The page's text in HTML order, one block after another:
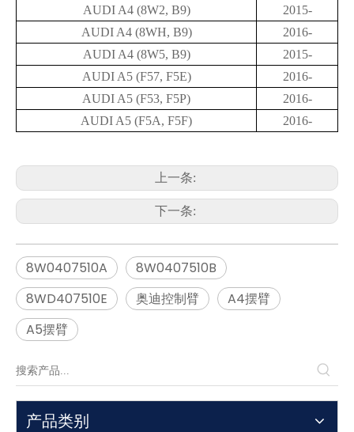
AUDI A4 (8W2, B9)
2015-
AUDI A4 (8WH, B9)
2016-
AUDI A4 (8W5, B9)
2015-
AUDI A5 (F57, F5E)
2016-
AUDI A5 (F53, F5P)
2016-
AUDI A5 (F5A, F5F)
2016-
上一条:
下一条:
8W0407510A
8W0407510B
8WD407510E
奥迪控制臂
A4摆臂
A5摆臂
产品类别